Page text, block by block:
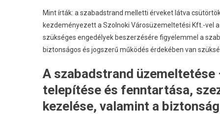
Mint írták: a szabadstrand melletti érveket látva
kezdeményezett a Szolnoki Városüzemeltetési Kft.-vel
szükséges engedélyek beszerzésére figyelemmel a
biztonságos és jogszerű működés érdekében van
A szabadstrand
telepítése és fenntartása,
kezelése, valamint a